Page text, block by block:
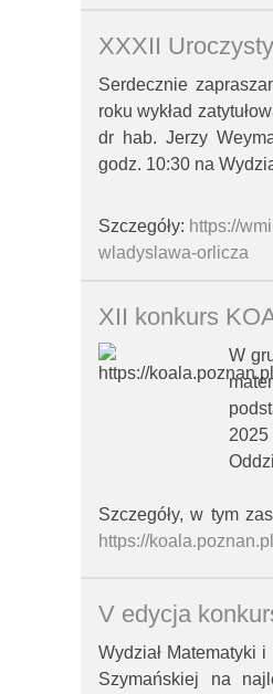
XXXII
Serdecznie
roku wykład
dr hab. Jerzy
godz. 10:30 na
Szczegóły: https://
wladyslawa-orlicza
XII konkurs
W
Szczegóły, w tym
https://koala.poznan.pl
V edycja
Wydział Matematyki
Szymańskiej na